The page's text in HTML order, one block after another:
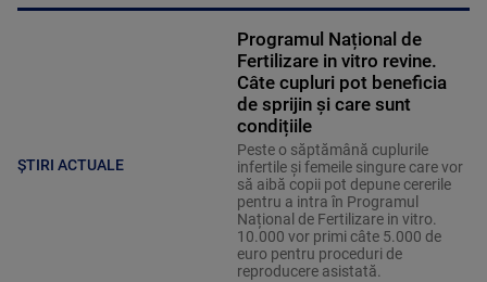
ȘTIRI ACTUALE
Programul Național de
Fertilizare in vitro revine.
Câte cupluri pot beneficia
de sprijin și care sunt
condițiile
Peste o săptămână cuplurile
infertile și femeile singure care vor
să aibă copii pot depune cererile
pentru a intra în Programul
Național de Fertilizare in vitro.
10.000 vor primi câte 5.000 de
euro pentru proceduri de
reproducere asistată.